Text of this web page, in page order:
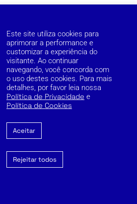
PolicyReporting Channel
Todos os direitos reservados.
Este site utiliza cookies para
aprimorar a performance e
customizar a experiência do
visitante. Ao continuar
navegando, você concorda com
o uso destes cookies. Para mais
detalhes, por favor leia nossa
Política de Privacidade e
Política de Cookies
Aceitar
Rejeitar todos